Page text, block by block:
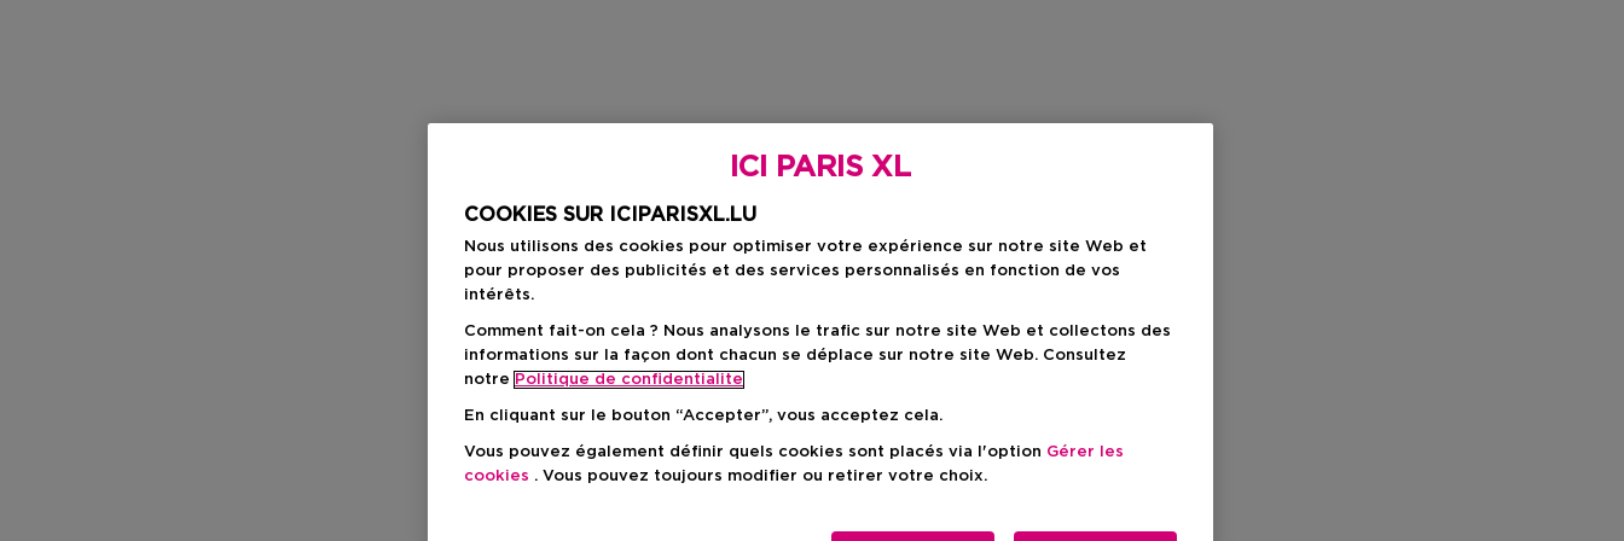
ICI PARIS XL
COOKIES SUR ICIPARISXL.LU
Nous utilisons des cookies pour optimiser votre expérience sur notre site Web et
pour proposer des publicités et des services personnalisés en fonction de vos
intérêts.
Comment fait-on cela ? Nous analysons le trafic sur notre site Web et collectons des
informations sur la façon dont chacun se déplace sur notre site Web. Consultez
notre Politique de confidentialite
En cliquant sur le bouton “Accepter”, vous acceptez cela.
Vous pouvez également définir quels cookies sont placés via l'option Gérer les
cookies . Vous pouvez toujours modifier ou retirer votre choix.